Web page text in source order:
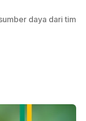
daya dari tim